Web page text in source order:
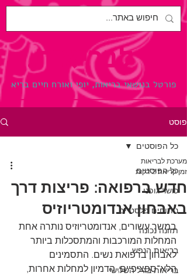
לבריאות.
פורטל בנושאי בריאות, יופי ואורח חיים בריא
פוסט
כל הפוסטים
כושר גופני
ניתוחים פלסטיים
תזונה נכונה
בריאות הנפש
בריאות בגיל השלישי
כל הפוסטים
חדש ברפואה: פריצות דרך
באבחון אנדומטריוזיס
מערכת לבריאות
זמן קריאה 2 דקות
במשך עשורים, אנדומטריוזיס נותרה אחת
המחלות המורכבות והמתסכלות ביותר
לאבחון ברפואת נשים. התסמינים
הלא־ספציפיים, הדמיון למחלות אחרות,